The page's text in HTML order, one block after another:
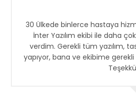
30 Ülkede binlerce hastaya
İnter Yazılım ekibi ile daha
verdim. Gerekli tüm yazılım,
yapıyor, bana ve ekibime gerekli